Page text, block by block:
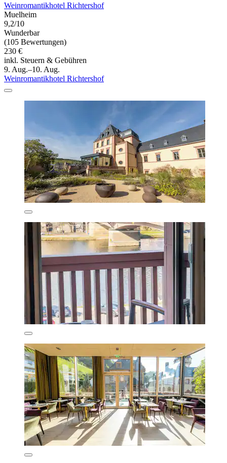
Weinromantikhotel Richtershof
Muelheim
9,2/10
Wunderbar
(105 Bewertungen)
230 €
inkl. Steuern & Gebühren
9. Aug.–10. Aug.
Weinromantikhotel Richtershof